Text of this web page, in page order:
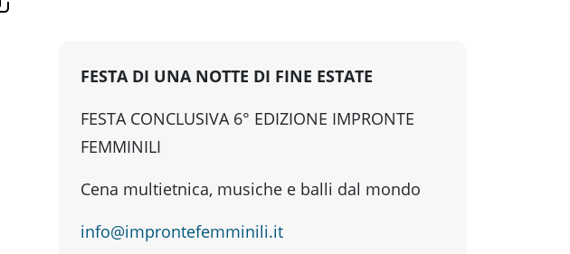
FESTA DI UNA NOTTE DI FINE ESTATE
FESTA CONCLUSIVA 6° EDIZIONE IMPRONTE
FEMMINILI
Cena multietnica, musiche e balli dal mondo
info@improntefemminili.it